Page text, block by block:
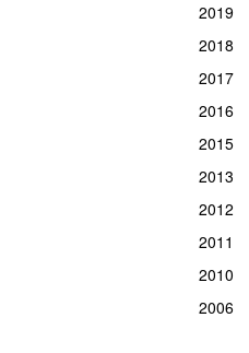
2019
2018
2017
2016
2015
2013
2012
2011
2010
2006